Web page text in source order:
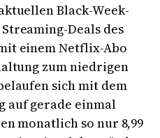
Black-Week-
Deals des
einem Netflix-Abo
zum niedrigen
sich mit dem
auf gerade einmal
monatlich so nur 8,99